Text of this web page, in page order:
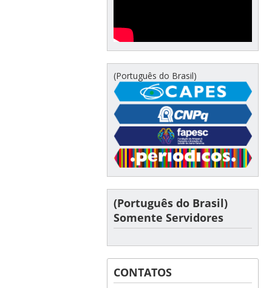
(Português do Brasil)
(Português do Brasil)
Somente Servidores
CONTATOS